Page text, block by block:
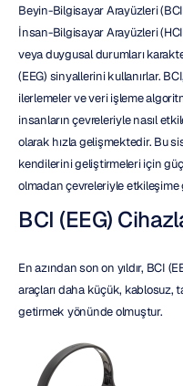
Beyin-Bilgisayar Arayüzleri
İnsan-Bilgisayar Arayüzleri
veya duygusal durumları
(EEG) sinyallerini kullanırlar.
ilerlemeler ve veri işleme
insanların çevreleriyle nasıl
olarak hızla gelişmektedir. Bu
kendilerini geliştirmeleri için
olmadan çevreleriyle
BCI (EEG)
En azından son on yıldır, BCI
araçları daha küçük, kablosuz,
getirmek yönünde olmuştur.